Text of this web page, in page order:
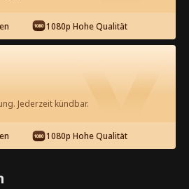
strahlt auch ohne
79 80
1080p Hohe Qualität
Jederzeit kündbar.
1080p Hohe Qualität